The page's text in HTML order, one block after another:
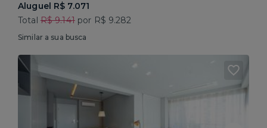
Aluguel R$ 7.071
Total R$ 9.141por R$ 9.282
Similar a sua busca